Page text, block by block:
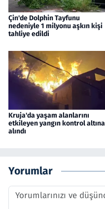
Çin'de Dolphin Tayfunu
nedeniyle 1 milyonu aşkın kişi
tahliye edildi
Kruja'da yaşam alanlarını
etkileyen yangın kontrol altına
alındı
Yorumlar